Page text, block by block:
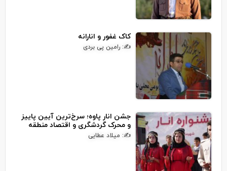
کاک غفور و انارانه
✍: رامین پی بردی
جشن انار پاوه؛ سرخ‌ترین آیین پاییز
و محرک گردشگری و اقتصاد منطقه
✍: میلاد عطایی